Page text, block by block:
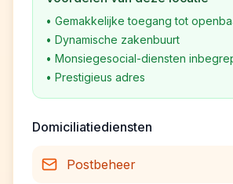
• Gemakkelijke toegang tot
• Dynamische zakenbuurt
• Monsiegesocial-diensten
• Prestigieus adres
Domiciliatiediensten
Postbeheer